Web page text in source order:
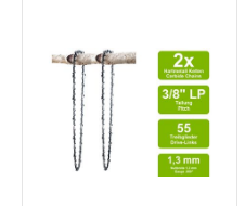
h
n
o